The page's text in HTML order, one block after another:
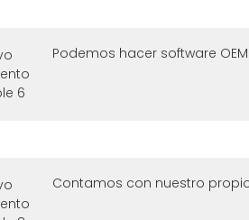
Podemos hacer software OEM.
Contamos con nuestro